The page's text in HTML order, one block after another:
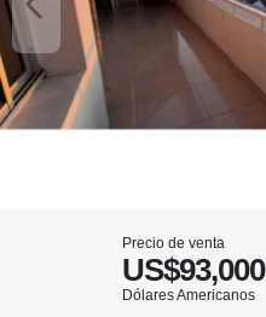
Precio de venta
US$93,000
Dólares Americanos